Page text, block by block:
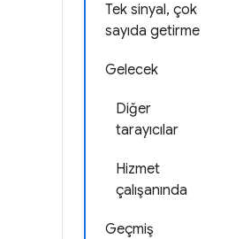
Tek sinyal, çok
sayıda getirme
Gelecek
Diğer
tarayıcılar
Hizmet
çalışanında
Geçmiş